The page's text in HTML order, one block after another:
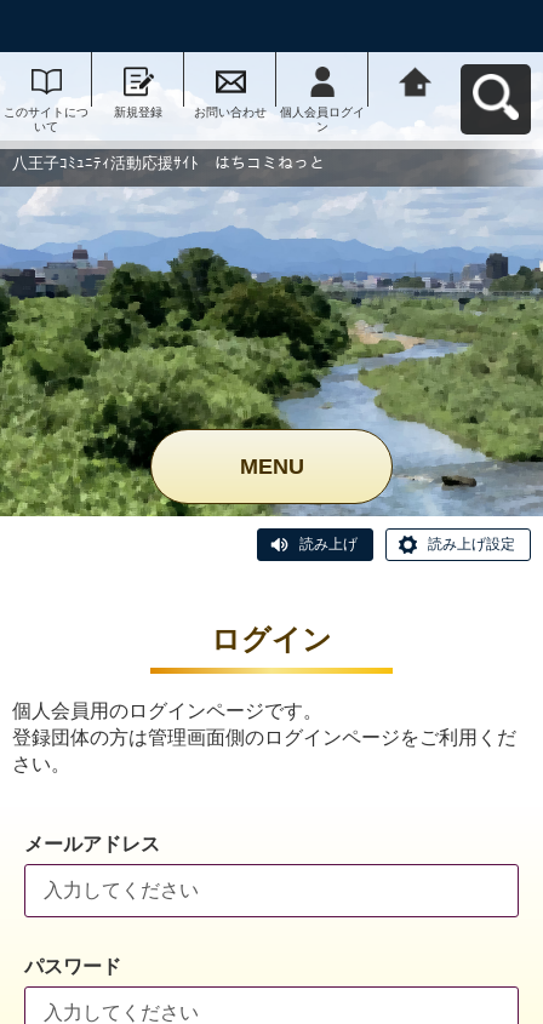
このサイトにつ
いて
新規登録 お問い合わせ
個人会員ログイ
ン
動応援ｻｲﾄ はち
コミねっとへ戻
八王子ｺﾐｭﾆﾃｨ活動応援ｻｲﾄ はちコミねっと
MENU
読み上げ 読み上げ設定
ログイン
個人会員用のログインページです。
登録団体の方は管理画面側のログインページをご利用くだ
さい。
メールアドレス
パスワード